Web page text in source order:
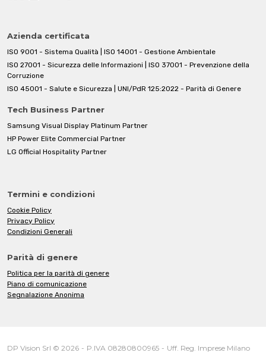
Azienda certificata
ISO 9001 - Sistema Qualità | ISO 14001 - Gestione Ambientale
ISO 27001 - Sicurezza delle Informazioni | ISO 37001 - Prevenzione della
Corruzione
ISO 45001 - Salute e Sicurezza | UNI/PdR 125:2022 - Parità di Genere
Tech Business Partner
Samsung Visual Display Platinum Partner
HP Power Elite Commercial Partner
LG Official Hospitality Partner
Termini e condizioni
Cookie Policy
Privacy Policy
Condizioni Generali
Parità di genere
Politica per la parità di genere
Piano di comunicazione
Segnalazione Anonima
DP Vision Srl © 2026 - P.IVA 08280800965 - Uff. Reg. Imprese Milano